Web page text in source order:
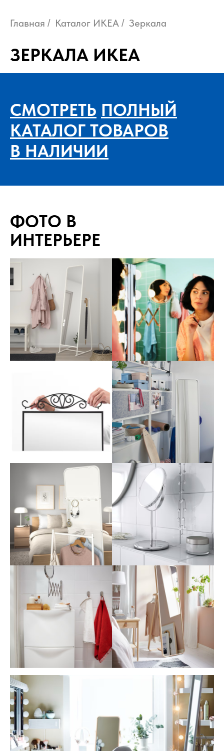
Главная / Каталог ИКЕА / Зеркала
ЗЕРКАЛА ИКЕА
СМОТРЕТЬ ПОЛНЫЙ
КАТАЛОГ ТОВАРОВ
В НАЛИЧИИ
ФОТО В
ИНТЕРЬЕРЕ